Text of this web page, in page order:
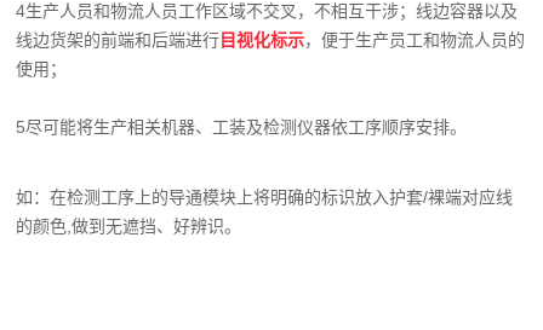
4生产人员和物流人员工作区域不交叉，不相互干涉；线边容器以及
线边货架的前端和后端进行目视化标示，便于生产员工和物流人员的
使用；
5尽可能将生产相关机器、工装及检测仪器依工序顺序安排。
如：在检测工序上的导通模块上将明确的标识放入护套/裸端对应线
的颜色,做到无遮挡、好辨识。